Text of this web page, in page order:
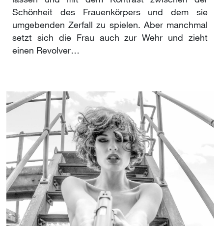
Schönheit des Frauenkörpers und dem sie
umgebenden Zerfall zu spielen. Aber manchmal
setzt sich die Frau auch zur Wehr und zieht
einen Revolver…